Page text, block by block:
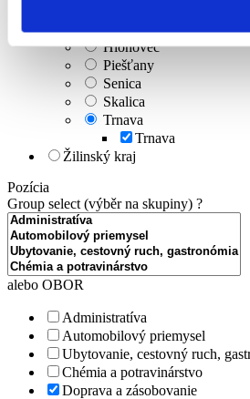
Galanta
Hlohovec
Piešťany
Senica
Skalica
Trnava
Trnava
Žilinský kraj
Pozícia
Group select (výběr na skupiny) ?
alebo OBOR
Administratíva
Automobilový priemysel
Ubytovanie, cestovný ruch,
Chémia a potravinárstvo
Doprava a zásobovanie